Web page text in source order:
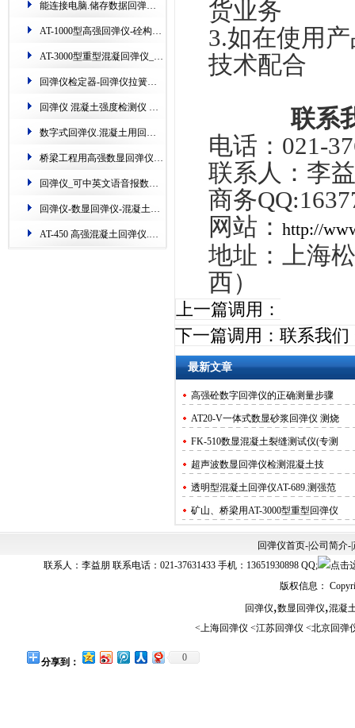
能连接电脑.储存数据回弹仪HT225-W.超上下限语音提示​
AT-1000型高强回弹仪-硂构件硬度检测仪器​
AT-3000型重型混凝​回弹仪_专业检测港口、隧道、矿山、桥梁​
回弹仪检定器-​回弹仪拉簧检定仪-铁路钢砧​测定机
回弹仪 混凝土强度检测仪 数显.AT135W一体式数字回弹仪
数字式回弹仪.混凝土用回弹仪的使用(图)
桥梁工程用高强数显回弹仪-江苏超声波​回弹仪的使用
回弹仪_可中英文语音报数回弹仪_数显回弹仪
回弹仪-数显回弹仪-混凝土​回弹仪的新用法(配图)
AT-450 高强混凝土回弹仪.主测高层建筑上的构件​
货业务
3.如在使用
技术配合
联系我
电话： 021-
联系人：
商务
网站： http://
地址：上海
西）
上一篇调用：
下一篇调用： 联系我们
最新文章
高强砼数字回弹仪的正确测量步骤
​AT20-V一体式数显砂浆回弹仪 测烧
FK-510数显混凝土裂缝测试仪(专测​
超声波数显回弹仪​​检测混凝土​技
透明型混凝土回弹仪AT-689.测强范
矿山、桥梁用​AT-3000型重型回弹仪
砂浆回弹仪的现场检测方法
回弹仪对技术要求.适用条件​​.保养
AT135W非接触式回弹仪​_红外无线连
数字式混凝土强度回弹仪AT135E​_可
回弹仪首页-|公司简介-|
联系人：李益朋 联系电话：021-37631433 手机：13651930898 QQ;
版权信息：
回弹仪,数显回弹仪,混凝
<上海回弹仪 <江苏回弹仪 <北京回弹
分享到： 0